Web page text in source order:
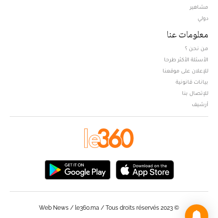
مشاهير
دولي
معلومات عنا
من نحن ؟
الأسئلة الأكثر طرحا
للإعلان على موقعنا
بيانات قانونية
للإتصال بنا
أرشيف
© Web News / le360.ma / Tous droits réservés 2023